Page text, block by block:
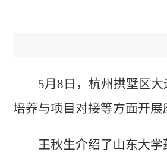
5月8日，杭州拱墅区
培养与项目对接等方面开展
王秋生介绍了山东大